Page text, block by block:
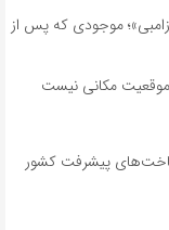
موجودی که پس از
مکانی نیست
پیشرفت کشور